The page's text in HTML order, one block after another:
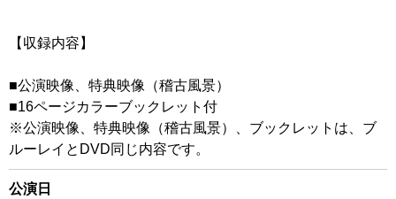
【収録内容】
■公演映像、特典映像（稽古風景）
■16ページカラーブックレット付
※公演映像、特典映像（稽古風景）、ブックレットは、ブ
ルーレイとDVD同じ内容です。
公演日